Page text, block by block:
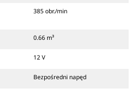
385 obr./min
0.66 m³
12 V
Bezpośredni napęd